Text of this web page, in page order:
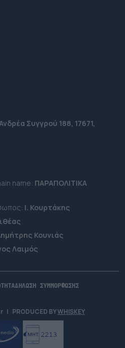
Συγγρού 188, 17671,
name: ΠΑΡΑΠΟΛΙΤΙΚΑ
Ι. Κουρτάκης
Κουνιάς
Λαιμός
ΔΗΛΩΣΗ ΣΥΜΜΟΡΦΩΣΗΣ
| PRODUCED BYWHISKEY